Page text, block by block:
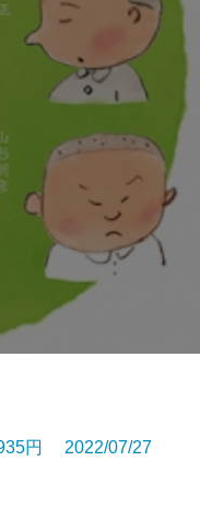
円 2022/07/27